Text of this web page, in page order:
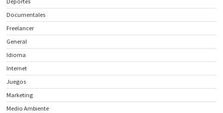
Documentales
Freelancer
General
Idioma
Internet
Juegos
Marketing
Medio Ambiente